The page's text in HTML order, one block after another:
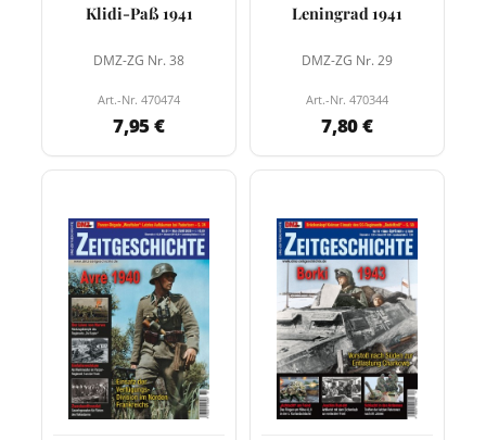
Klidi-Paß 1941
DMZ-ZG Nr. 38
Art.-Nr. 470474
7,95 €
Leningrad 1941
DMZ-ZG Nr. 29
Art.-Nr. 470344
7,80 €